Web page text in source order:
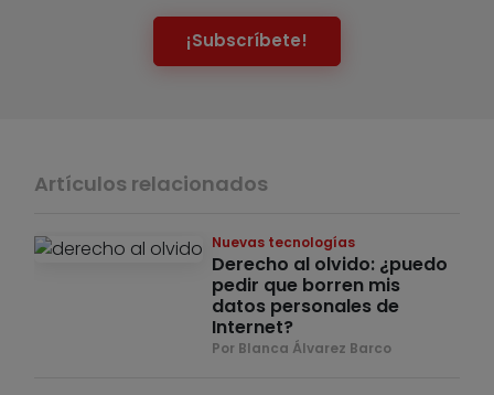
¡Subscríbete!
Artículos relacionados
Nuevas tecnologías
Derecho al olvido: ¿puedo
pedir que borren mis
datos personales de
Internet?
Por Blanca Álvarez Barco